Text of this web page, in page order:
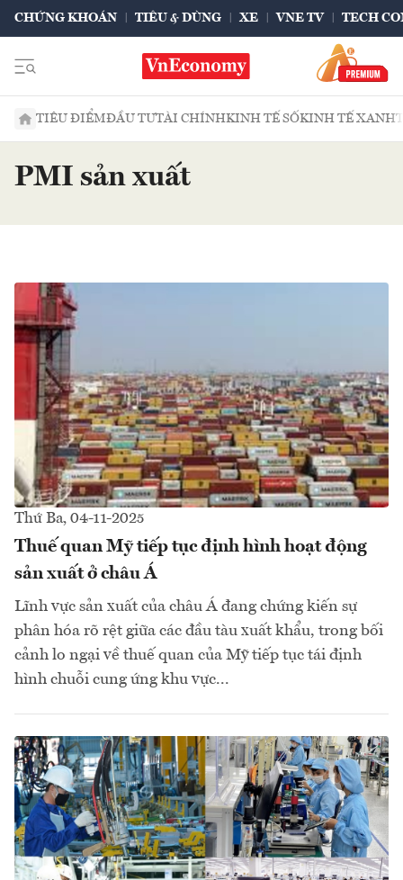
CHỨNG KHOÁN TIÊU & DÙNG XE VNE TV TECH
TIÊU ĐIỂMĐẦU TƯTÀI CHÍNHKINH TẾ SỐKINH TẾ XANH
PMI sản xuất
Thứ Ba, 04-11-2025
Thuế quan Mỹ tiếp tục định hình hoạt động
sản xuất ở châu Á
Lĩnh vực sản xuất của châu Á đang chứng kiến sự
phân hóa rõ rệt giữa các đầu tàu xuất khẩu, trong bối
cảnh lo ngại về thuế quan của Mỹ tiếp tục tái định
hình chuỗi cung ứng khu vực...